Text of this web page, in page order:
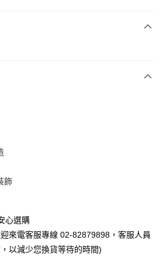
含以上)免運費
飾
心選購
來電客服專線 02-82879898，客服人員
以減少您換貨等待的時間)